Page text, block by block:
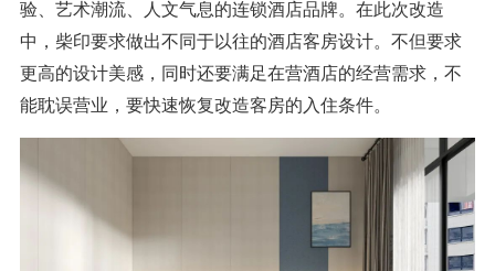
验、艺术潮流、人文气息的连锁酒店品牌。在此次改造
中，柴印要求做出不同于以往的酒店客房设计。不但要求
更高的设计美感，同时还要满足在营酒店的经营需求，不
能耽误营业，要快速恢复改造客房的入住条件。